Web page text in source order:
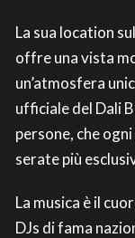
La sua location
offre una vista
un’atmosfera
ufficiale del Dali
persone, che
serate più
La musica è il
DJs di fama